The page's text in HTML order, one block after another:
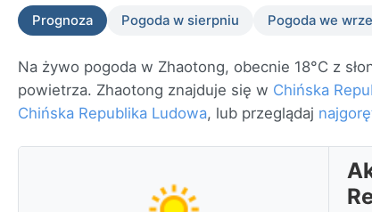
Prognoza Pogoda w sierpniu Pogoda we
Na żywo pogoda w Zhaotong, obecnie 18°C z
powietrza. Zhaotong znajduje się w Chińska
Chińska Republika Ludowa, lub przeglądaj